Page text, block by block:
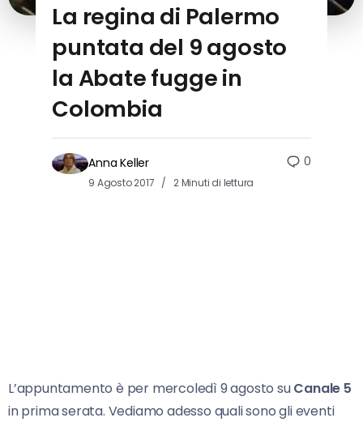
La regina di Palermo
puntata del 9 agosto
la Abate fugge in
Colombia
Anna Keller
9 Agosto 2017 2 Minuti di lettura
0
L’appuntamento è per mercoledì 9 agosto suCanale 5
in prima serata. Vediamo adesso quali sono gli eventi